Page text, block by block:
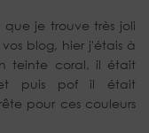
je trouve très joli
blog, hier j'étais à
teinte coral, il était
puis pof il était
pour ces couleurs